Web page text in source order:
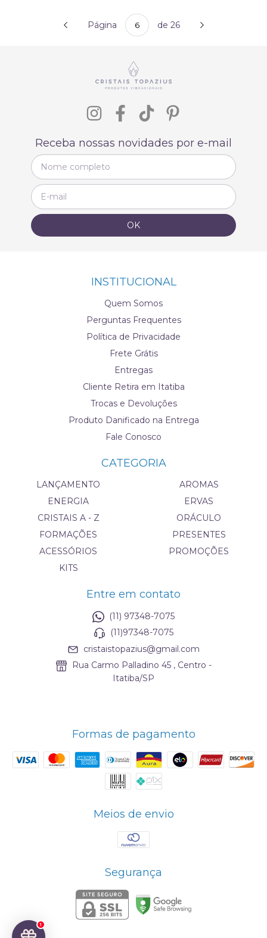
1
Página de 26
Receba nossas novidades por e-mail
INSTITUCIONAL
Quem Somos
Perguntas Frequentes
Política de Privacidade
Frete Grátis
Entregas
Cliente Retira em Itatiba
Trocas e Devoluções
Produto Danificado na Entrega
Fale Conosco
CATEGORIA
LANÇAMENTO
ENERGIA
CRISTAIS A - Z
FORMAÇÕES
ACESSÓRIOS
KITS
AROMAS
ERVAS
ORÁCULO
PRESENTES
PROMOÇÕES
Entre em contato
(11) 97348-7075
(11)97348-7075
cristaistopazius@gmail.com
Rua Carmo Palladino 45 , Centro -
Itatiba/SP
Formas de pagamento
Meios de envio
Segurança